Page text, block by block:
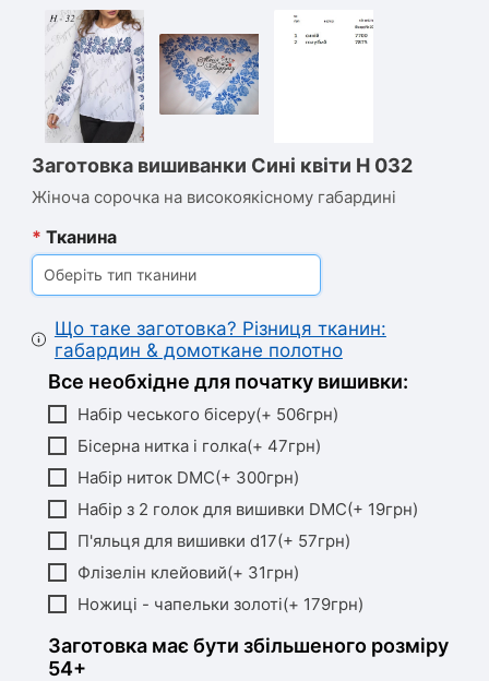
Заготовка вишиванки Сині квіти Н 032
Жіноча сорочка на високоякісному габардині
* Тканина
Оберіть тип тканини
Що таке заготовка? Різниця тканин:
габардин & домоткане полотно
Все необхідне для початку вишивки:
Набір чеського бісеру(+ 506грн)
Бісерна нитка і голка(+ 47грн)
Набір ниток DMC(+ 300грн)
Набір з 2 голок для вишивки DMC(+ 19грн)
П'яльця для вишивки d17(+ 57грн)
Флізелін клейовий(+ 31грн)
Ножиці - чапельки золоті(+ 179грн)
Заготовка має бути збільшеного розміру
54+